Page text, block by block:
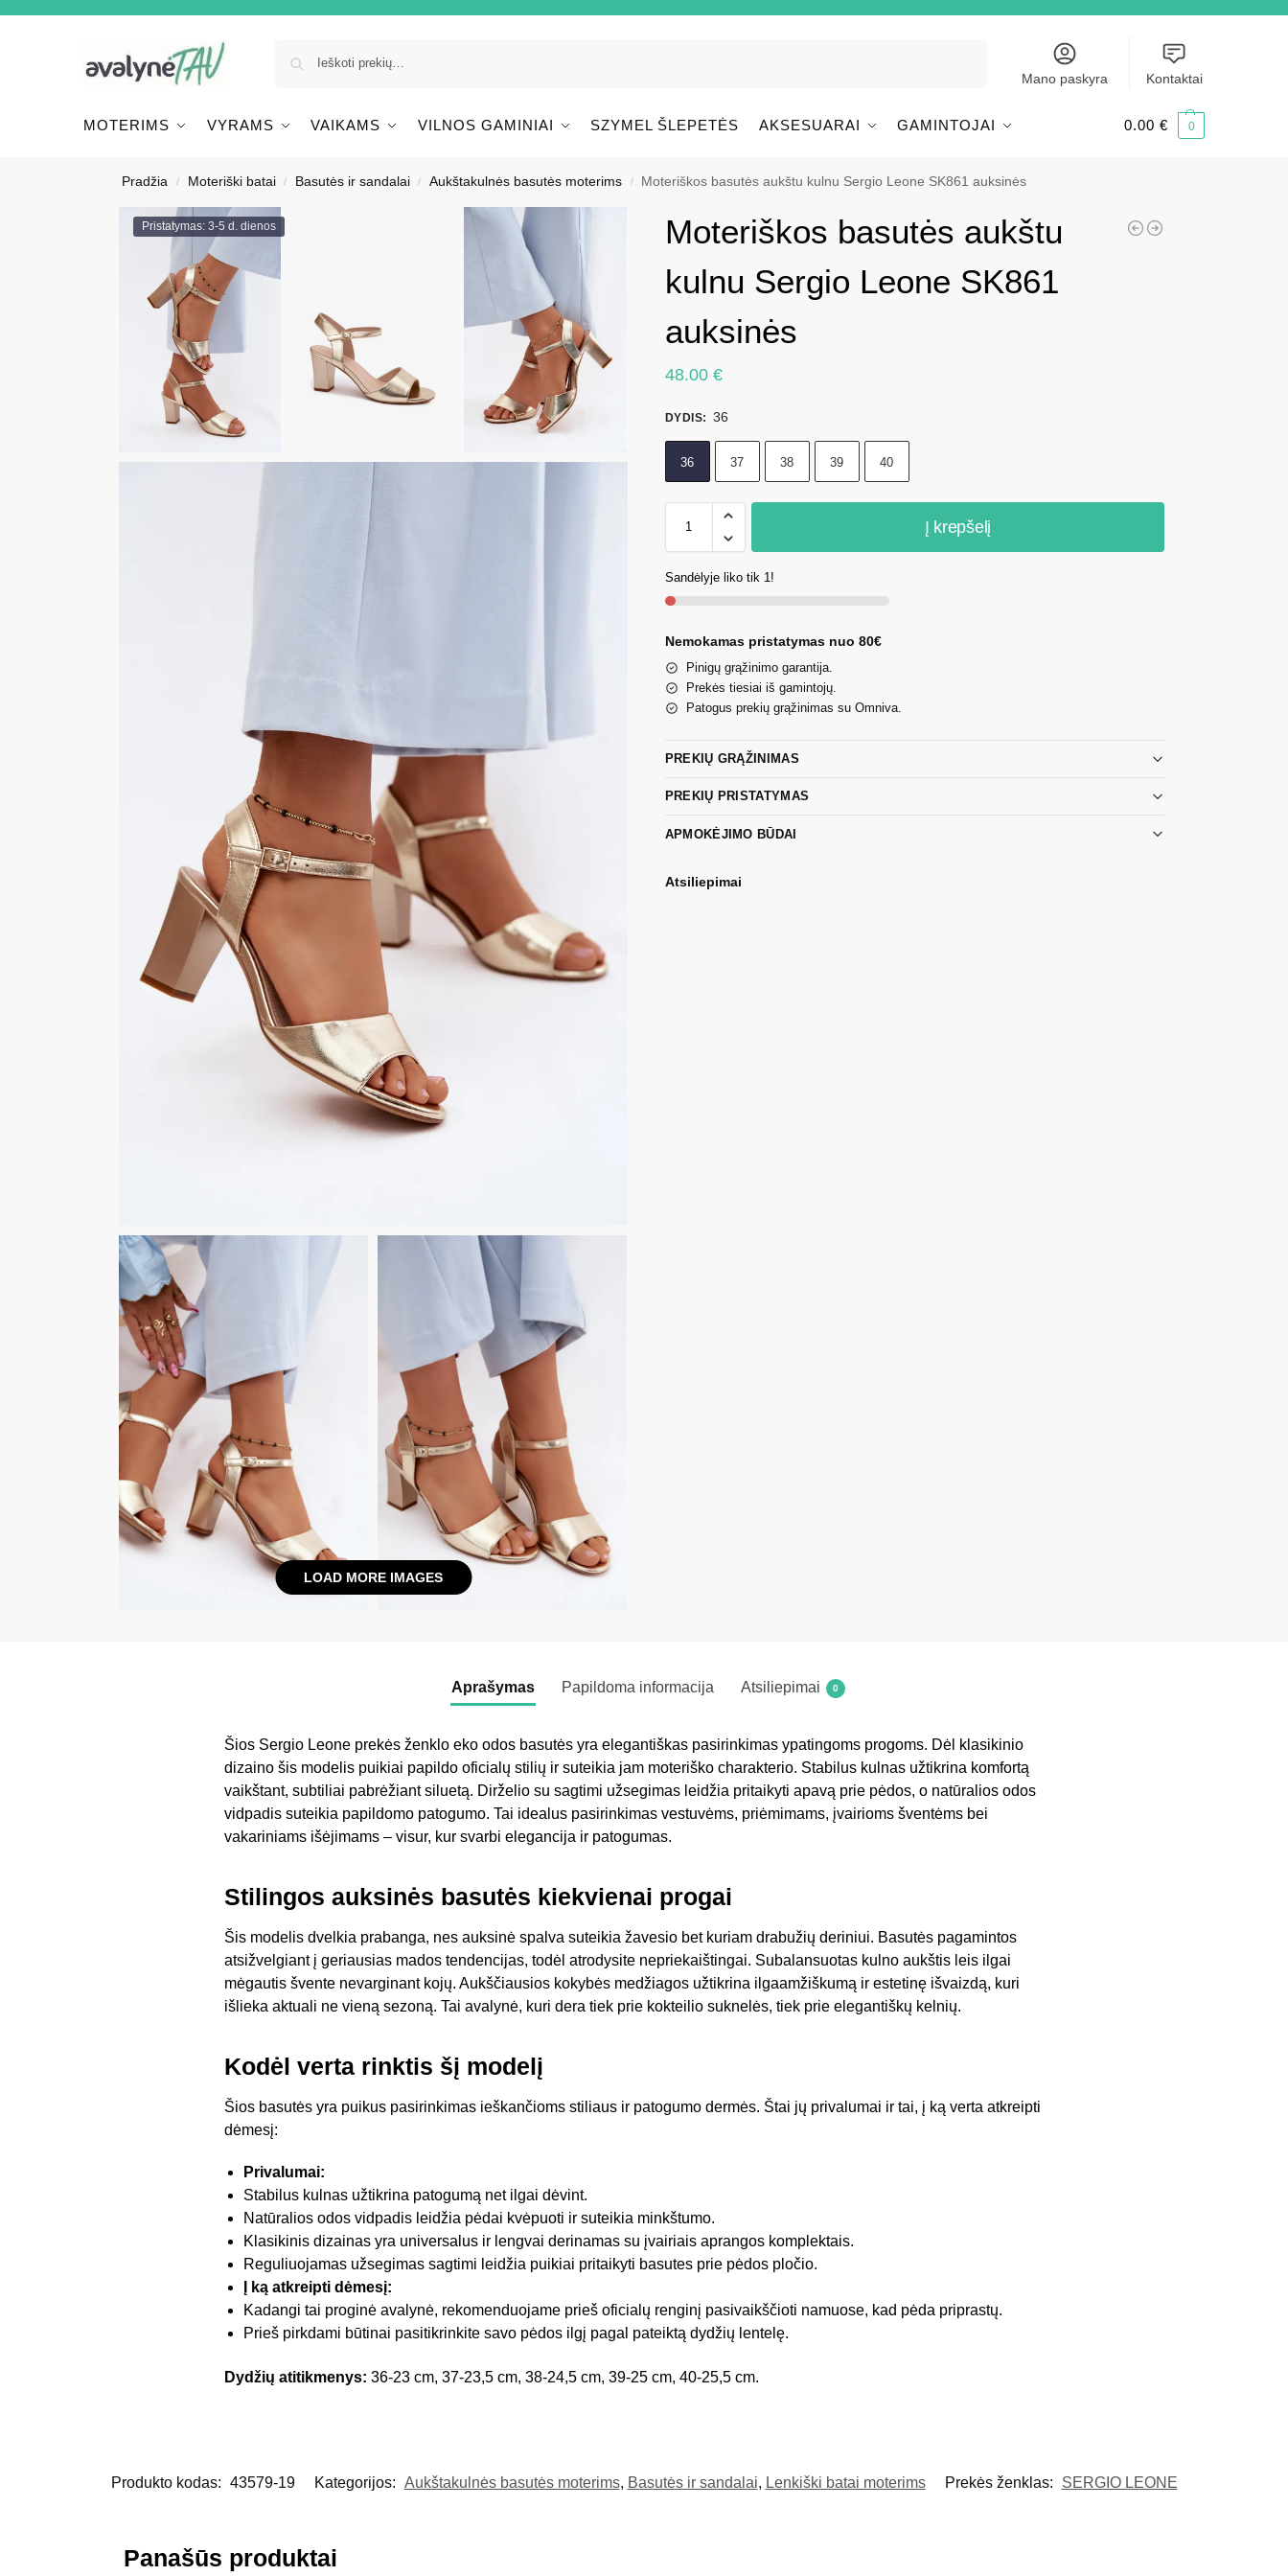
Mano paskyra Kontaktai
MOTERIMS VYRAMS VAIKAMS VILNOS GAMINIAI SZYMEL ŠLEPETĖS AKSESUARAI GAMINTOJAI 0.00 € 0
Pradžia / Moteriški batai / Basutės ir sandalai / Aukštakulnės basutės moterims / Moteriškos basutės aukštu kulnu Sergio Leone SK861 auksinės
Pristatymas: 3-5 d. dienos
LOAD MORE IMAGES
Moteriškos basutės aukštu
kulnu Sergio Leone SK861
auksinės
48.00 €
DYDIS: 36
36 37 38 39 40
Į krepšelį
Sandėlyje liko tik 1!
Nemokamas pristatymas nuo 80€
Pinigų grąžinimo garantija.
Prekės tiesiai iš gamintojų.
Patogus prekių grąžinimas su Omniva.
PREKIŲ GRĄŽINIMAS
PREKIŲ PRISTATYMAS
APMOKĖJIMO BŪDAI
Atsiliepimai
Aprašymas Papildoma informacija Atsiliepimai 0
Šios Sergio Leone prekės ženklo eko odos basutės yra elegantiškas pasirinkimas ypatingoms progoms. Dėl klasikinio
dizaino šis modelis puikiai papildo oficialų stilių ir suteikia jam moteriško charakterio. Stabilus kulnas užtikrina komfortą
vaikštant, subtiliai pabrėžiant siluetą. Dirželio su sagtimi užsegimas leidžia pritaikyti apavą prie pėdos, o natūralios odos
vidpadis suteikia papildomo patogumo. Tai idealus pasirinkimas vestuvėms, priėmimams, įvairioms šventėms bei
vakariniams išėjimams – visur, kur svarbi elegancija ir patogumas.
Stilingos auksinės basutės kiekvienai progai
Šis modelis dvelkia prabanga, nes auksinė spalva suteikia žavesio bet kuriam drabužių deriniui. Basutės pagamintos
atsižvelgiant į geriausias mados tendencijas, todėl atrodysite nepriekaištingai. Subalansuotas kulno aukštis leis ilgai
mėgautis švente nevarginant kojų. Aukščiausios kokybės medžiagos užtikrina ilgaamžiškumą ir estetinę išvaizdą, kuri
išlieka aktuali ne vieną sezoną. Tai avalynė, kuri dera tiek prie kokteilio suknelės, tiek prie elegantiškų kelnių.
Kodėl verta rinktis šį modelį
Šios basutės yra puikus pasirinkimas ieškančioms stiliaus ir patogumo dermės. Štai jų privalumai ir tai, į ką verta atkreipti
dėmesį:
Privalumai:
Stabilus kulnas užtikrina patogumą net ilgai dėvint.
Natūralios odos vidpadis leidžia pėdai kvėpuoti ir suteikia minkštumo.
Klasikinis dizainas yra universalus ir lengvai derinamas su įvairiais aprangos komplektais.
Reguliuojamas užsegimas sagtimi leidžia puikiai pritaikyti basutes prie pėdos pločio.
Į ką atkreipti dėmesį:
Kadangi tai proginė avalynė, rekomenduojame prieš oficialų renginį pasivaikščioti namuose, kad pėda priprastų.
Prieš pirkdami būtinai pasitikrinkite savo pėdos ilgį pagal pateiktą dydžių lentelę.
Dydžių atitikmenys: 36-23 cm, 37-23,5 cm, 38-24,5 cm, 39-25 cm, 40-25,5 cm.
Produkto kodas: 43579-19 Kategorijos: Aukštakulnės basutės moterims, Basutės ir sandalai, Lenkiški batai moterims Prekės ženklas: SERGIO LEONE
Panašūs produktai